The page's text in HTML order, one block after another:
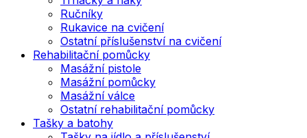
Ručníky
Rukavice na cvičení
Ostatní příslušenství na cvičení
Rehabilitační pomůcky
Masážní pistole
Masážní pomůcky
Masážní válce
Ostatní rehabilitační pomůcky
Tašky a batohy